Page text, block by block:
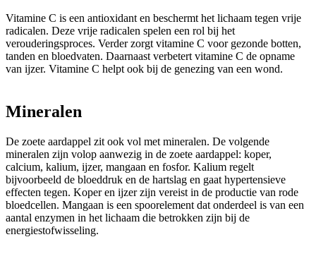
Vitamine C is een antioxidant en beschermt het lichaam tegen vrije
radicalen. Deze vrije radicalen spelen een rol bij het
verouderingsproces. Verder zorgt vitamine C voor gezonde botten,
tanden en bloedvaten. Daarnaast verbetert vitamine C de opname
van ijzer. Vitamine C helpt ook bij de genezing van een wond.
Mineralen
De zoete aardappel zit ook vol met mineralen. De volgende
mineralen zijn volop aanwezig in de zoete aardappel: koper,
calcium, kalium, ijzer, mangaan en fosfor. Kalium regelt
bijvoorbeeld de bloeddruk en de hartslag en gaat hypertensieve
effecten tegen. Koper en ijzer zijn vereist in de productie van rode
bloedcellen. Mangaan is een spoorelement dat onderdeel is van een
aantal enzymen in het lichaam die betrokken zijn bij de
energiestofwisseling.